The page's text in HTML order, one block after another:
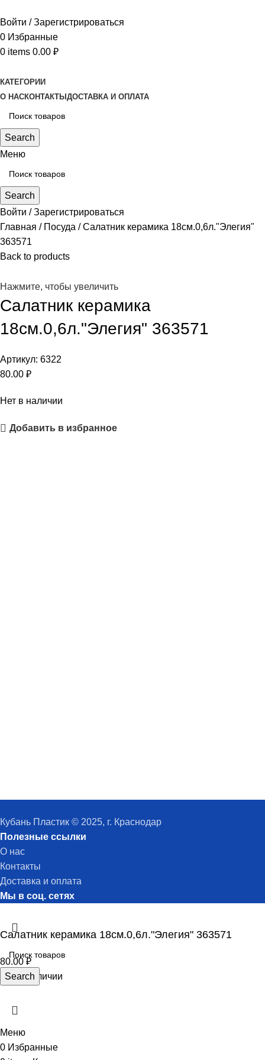
Войти / Зарегистрироваться
0 Избранные
0 items 0.00 ₽
КАТЕГОРИИ
О НАСКОНТАКТЫ ДОСТАВКА И ОПЛАТА
Search
Меню
Search
Войти / Зарегистрироваться
Главная
Посуда
Салатник керамика 18см.0,6л."Элегия"
363571
Back to products
Нажмите, чтобы увеличить
Салатник керамика
18см.0,6л."Элегия" 363571
Артикул: 6322
80.00 ₽
Нет в наличии
Добавить в избранное
Кубань Пластик © 2025, г. Краснодар
Полезные ссылки
О нас
Контакты
Доставка и оплата
Мы в соц. сетях
Search
Салатник керамика 18см.0,6л."Элегия" 363571
80.00 ₽
Нет в наличии
Меню
0 Избранные